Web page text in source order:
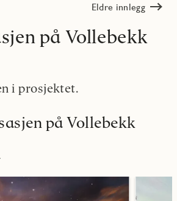
Eldre innlegg
på Vollebekk
i prosjektet.
på Vollebekk